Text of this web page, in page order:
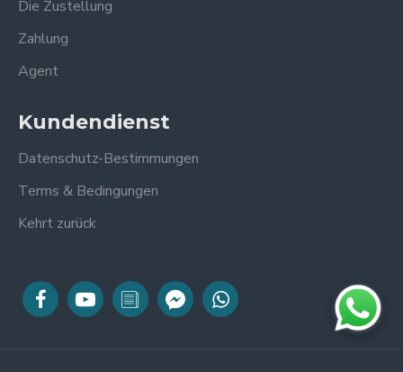
Die Zustellung
Zahlung
Agent
Kundendienst
Datenschutz-Bestimmungen
Terms & Bedingungen
Kehrt zurück